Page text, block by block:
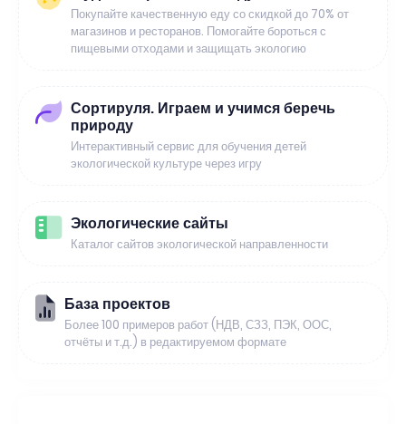
Покупайте качественную еду со скидкой до 70% от
магазинов и ресторанов. Помогайте бороться с
пищевыми отходами и защищать экологию
Сортируля. Играем и учимся беречь
природу
Интерактивный сервис для обучения детей
экологической культуре через игру
Экологические сайты
Каталог сайтов экологической направленности
База проектов
Более 100 примеров работ (НДВ, СЗЗ, ПЭК, ООС,
отчёты и т.д.) в редактируемом формате